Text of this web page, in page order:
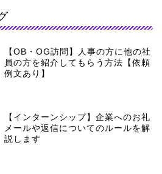
【OB・OG訪問】人事の方に他の社
員の方を紹介してもらう方法【依頼
例文あり】
【インターンシップ】企業へのお礼
メールや返信についてのルールを解
説します